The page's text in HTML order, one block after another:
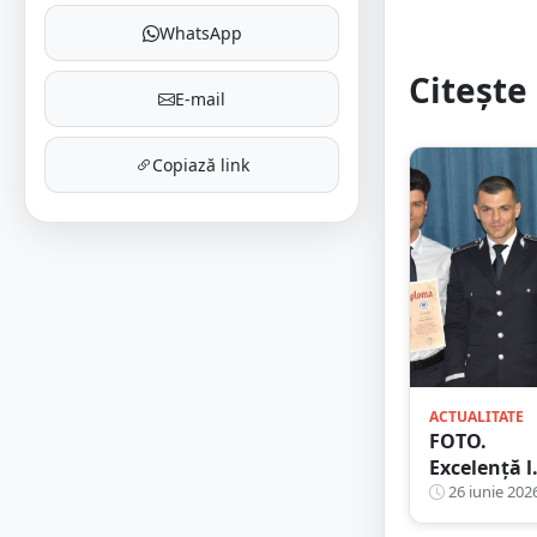
WhatsApp
E-mail
Copiază link
Citește
ACTUALITATE
FOTO.
Excelență
uniformă!
26 iunie